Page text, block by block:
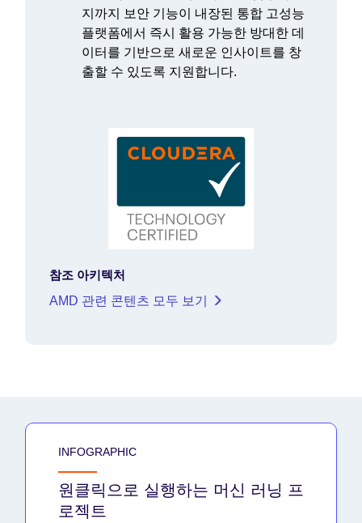
지까지 보안 기능이 내장된 통합 고성능
플랫폼에서 즉시 활용 가능한 방대한 데
이터를 기반으로 새로운 인사이트를 창
출할 수 있도록 지원합니다.
참조 아키텍처
AMD 관련 콘텐츠 모두 보기
INFOGRAPHIC
원클릭으로 실행하는 머신 러닝 프
로젝트